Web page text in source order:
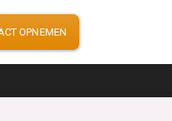
OPNEMEN